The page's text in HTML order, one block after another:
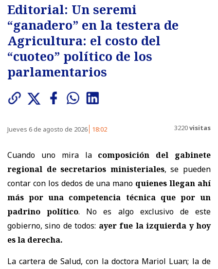
Editorial: Un seremi
“ganadero” en la testera de
Agricultura: el costo del
“cuoteo” político de los
parlamentarios
Jueves 6 de agosto de 2026 18:02 3220visitas
Cuando uno mira la composición del gabinete
regional de secretarios ministeriales, se pueden
contar con los dedos de una mano quienes llegan ahí
más por una competencia técnica que por un
padrino político. No es algo exclusivo de este
gobierno, sino de todos: ayer fue la izquierda y hoy
es la derecha.
La cartera de Salud, con la doctora Mariol Luan; la de